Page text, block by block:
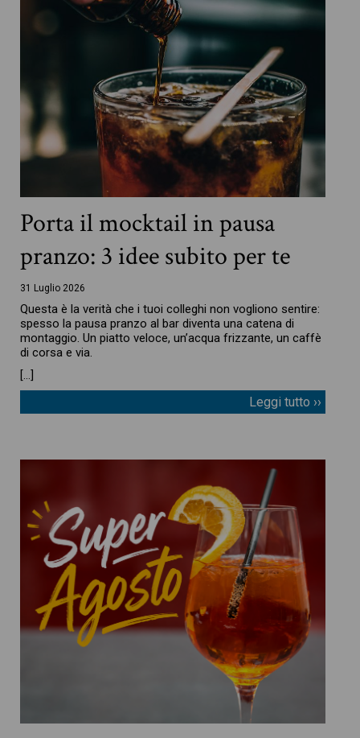
Porta il mocktail in pausa
pranzo: 3 idee subito per te
31 Luglio 2026
Questa è la verità che i tuoi colleghi non vogliono sentire:
spesso la pausa pranzo al bar diventa una catena di
montaggio. Un piatto veloce, un’acqua frizzante, un caffè
di corsa e via.
[…]
Leggi tutto ››